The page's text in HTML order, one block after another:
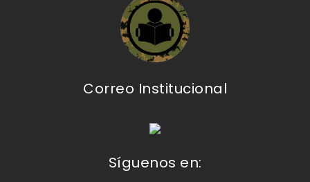
Correo Institucional
Síguenos en: